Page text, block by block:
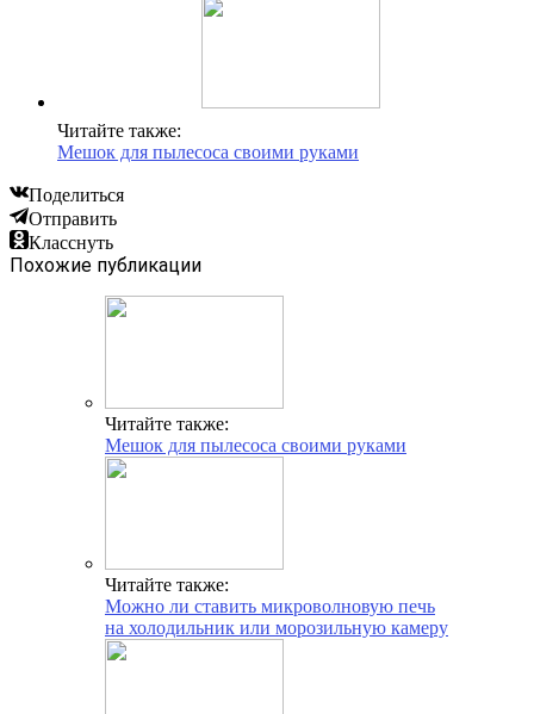
Читайте также:
Мешок для пылесоса своими руками
Поделиться
Отправить
Класснуть
Похожие публикации
Читайте также:
Мешок для пылесоса своими руками
Читайте также:
Можно ли ставить микроволновую печь
на холодильник или морозильную камеру